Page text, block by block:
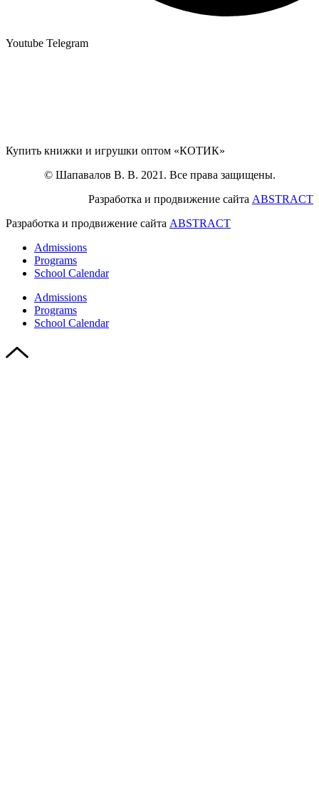
Youtube Telegram
Купить книжки и игрушки оптом «КОТИК»
© Шапавалов В. В. 2021. Все права защищены.
Разработка и продвижение сайта ABSTRACT
Разработка и продвижение сайта ABSTRACT
Admissions
Programs
School Calendar
Admissions
Programs
School Calendar